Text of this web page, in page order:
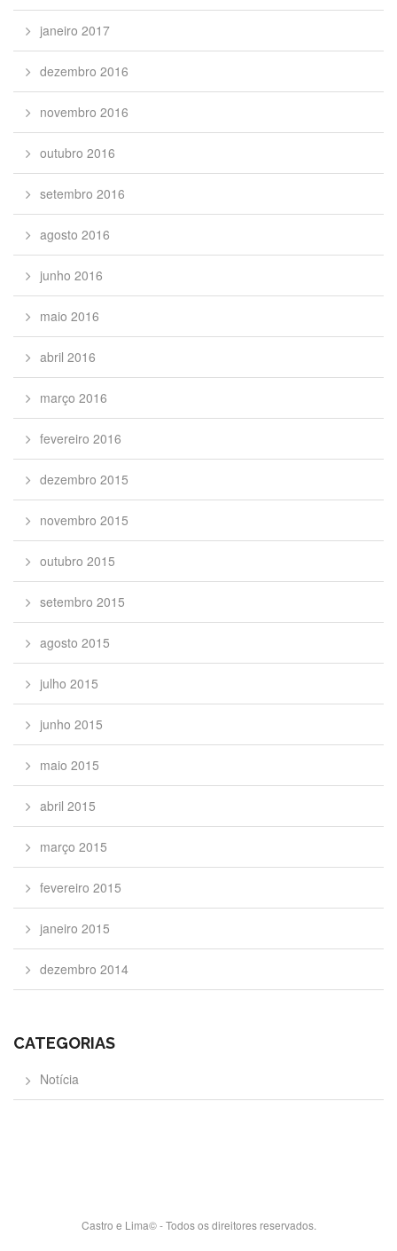
janeiro 2017
dezembro 2016
novembro 2016
outubro 2016
setembro 2016
agosto 2016
junho 2016
maio 2016
abril 2016
março 2016
fevereiro 2016
dezembro 2015
novembro 2015
outubro 2015
setembro 2015
agosto 2015
julho 2015
junho 2015
maio 2015
abril 2015
março 2015
fevereiro 2015
janeiro 2015
dezembro 2014
CATEGORIAS
Notícia
Castro e Lima© - Todos os direitores reservados.